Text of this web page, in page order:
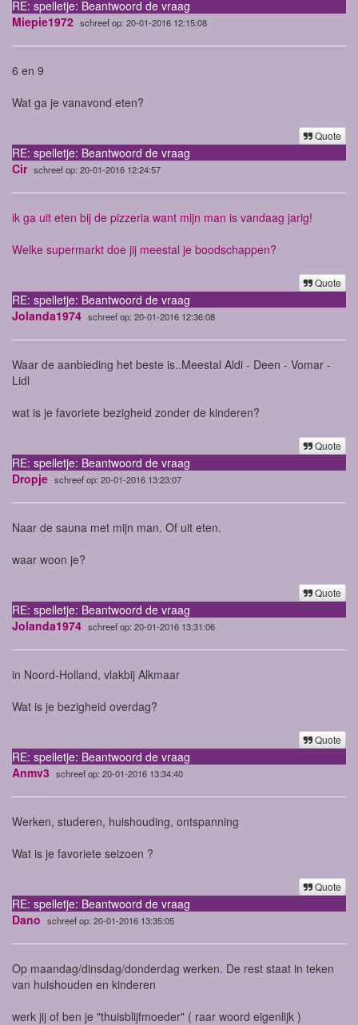
RE: spelletje: Beantwoord de vraag
Miepie1972 schreef op: 20-01-2016 12:15:08
6 en 9
Wat ga je vanavond eten?
Quote
RE: spelletje: Beantwoord de vraag
Cir schreef op: 20-01-2016 12:24:57
ik ga uit eten bij de pizzeria want mijn man is vandaag jarig!
Welke supermarkt doe jij meestal je boodschappen?
Quote
RE: spelletje: Beantwoord de vraag
Jolanda1974 schreef op: 20-01-2016 12:36:08
Waar de aanbieding het beste is..Meestal Aldi - Deen - Vomar -
Lidl
wat is je favoriete bezigheid zonder de kinderen?
Quote
RE: spelletje: Beantwoord de vraag
Dropje schreef op: 20-01-2016 13:23:07
Naar de sauna met mijn man. Of uit eten.
waar woon je?
Quote
RE: spelletje: Beantwoord de vraag
Jolanda1974 schreef op: 20-01-2016 13:31:06
in Noord-Holland, vlakbij Alkmaar
Wat is je bezigheid overdag?
Quote
RE: spelletje: Beantwoord de vraag
Anmv3 schreef op: 20-01-2016 13:34:40
Werken, studeren, huishouding, ontspanning
Wat is je favoriete seizoen ?
Quote
RE: spelletje: Beantwoord de vraag
Dano schreef op: 20-01-2016 13:35:05
Op maandag/dinsdag/donderdag werken. De rest staat in teken
van huishouden en kinderen
werk jij of ben je "thuisblijfmoeder" ( raar woord eigenlijk )